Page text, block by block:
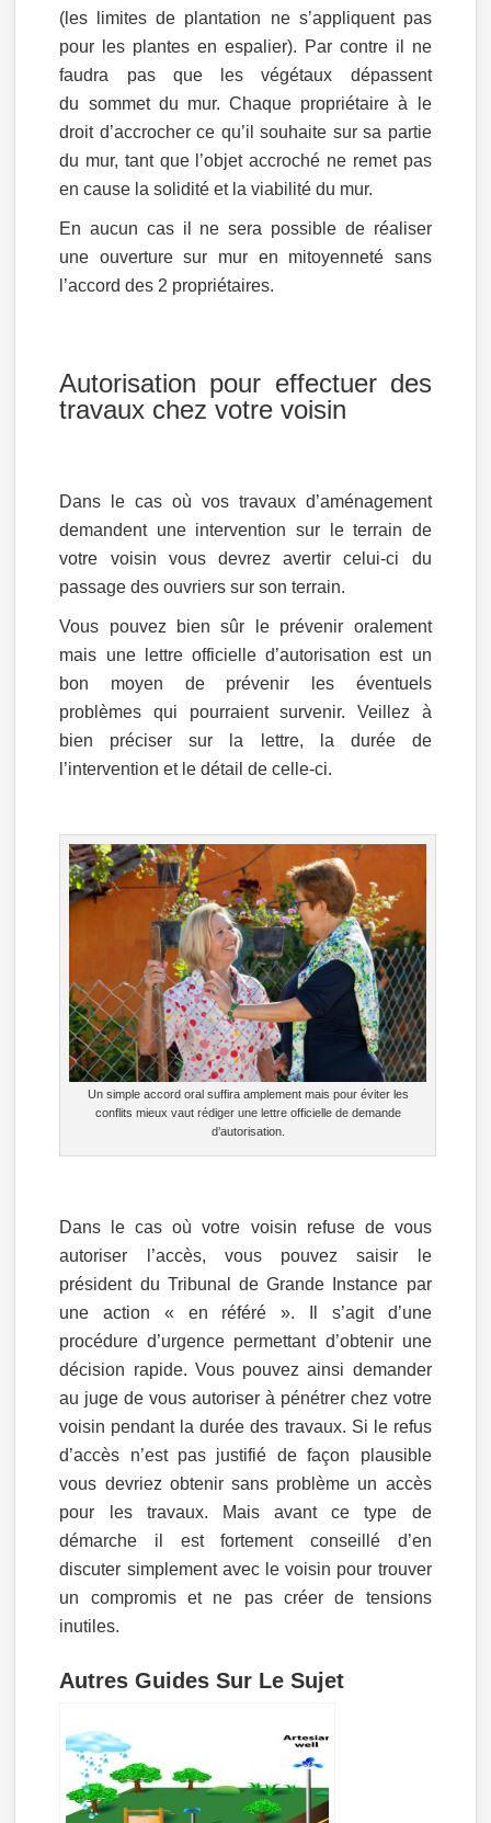
(les limites de plantation ne s’appliquent pas
pour les plantes en espalier). Par contre il ne
faudra pas que les végétaux dépassent
du sommet du mur. Chaque propriétaire à le
droit d’accrocher ce qu’il souhaite sur sa partie
du mur, tant que l’objet accroché ne remet pas
en cause la solidité et la viabilité du mur.
En aucun cas il ne sera possible de réaliser
une ouverture sur mur en mitoyenneté sans
l’accord des 2 propriétaires.
Autorisation pour effectuer des
travaux chez votre voisin
Dans le cas où vos travaux d’aménagement
demandent une intervention sur le terrain de
votre voisin vous devrez avertir celui-ci du
passage des ouvriers sur son terrain.
Vous pouvez bien sûr le prévenir oralement
mais une lettre officielle d’autorisation est un
bon moyen de prévenir les éventuels
problèmes qui pourraient survenir. Veillez à
bien préciser sur la lettre, la durée de
l’intervention et le détail de celle-ci.
Un simple accord oral suffira amplement mais pour éviter les
conflits mieux vaut rédiger une lettre officielle de demande
d’autorisation.
Dans le cas où votre voisin refuse de vous
autoriser l’accès, vous pouvez saisir le
président du Tribunal de Grande Instance par
une action « en référé ». Il s’agit d’une
procédure d’urgence permettant d’obtenir une
décision rapide. Vous pouvez ainsi demander
au juge de vous autoriser à pénétrer chez votre
voisin pendant la durée des travaux. Si le refus
d’accès n’est pas justifié de façon plausible
vous devriez obtenir sans problème un accès
pour les travaux. Mais avant ce type de
démarche il est fortement conseillé d’en
discuter simplement avec le voisin pour trouver
un compromis et ne pas créer de tensions
inutiles.
Autres Guides Sur Le Sujet